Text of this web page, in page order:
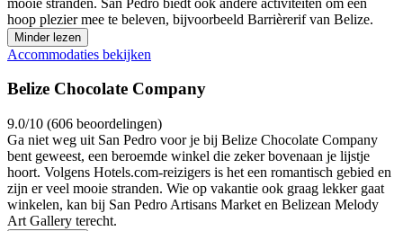
hoop plezier mee te beleven, bijvoorbeeld Barrièrerif van Belize.
Minder lezen
Accommodaties bekijken
Belize Chocolate Company
9.0/10 (606 beoordelingen)
Ga niet weg uit San Pedro voor je bij Belize Chocolate Company
bent geweest, een beroemde winkel die zeker bovenaan je lijstje
hoort. Volgens Hotels.com-reizigers is het een romantisch gebied en
zijn er veel mooie stranden. Wie op vakantie ook graag lekker gaat
winkelen, kan bij San Pedro Artisans Market en Belizean Melody
Art Gallery terecht.